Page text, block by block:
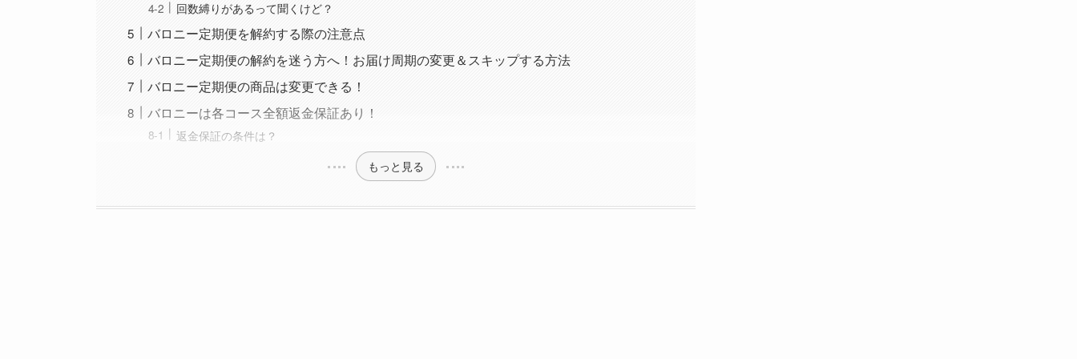
回数縛りがあるって聞くけど？
バロニー定期便を解約する際の注意点
バロニー定期便の解約を迷う方へ！お届け周期の変更＆スキップする方法
バロニー定期便の商品は変更できる！
バロニーは各コース全額返金保証あり！
返金保証の条件は？
もっと見る